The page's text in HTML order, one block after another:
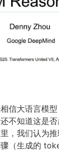
信大语言模
不知道这是
，我们认为
（生成的